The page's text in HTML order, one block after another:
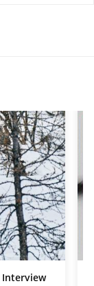
Interview